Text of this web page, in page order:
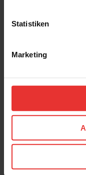
Statistiken
Marketing
In Marmica
Ragno